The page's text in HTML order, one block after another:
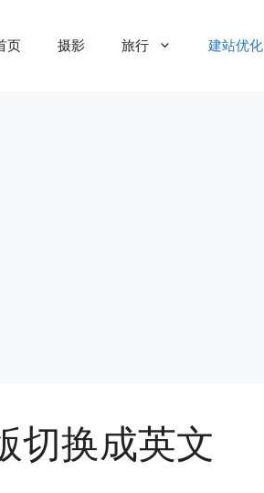
页 摄影 旅行 建站优化
切换成英文